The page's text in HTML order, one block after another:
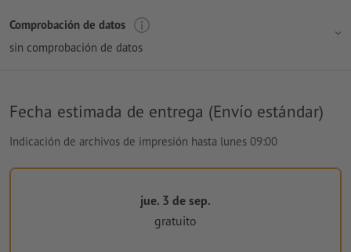
Comprobación de datos
sin comprobación de datos
Fecha estimada de entrega (Envío estándar)
Indicación de archivos de impresión hasta lunes 09:00
jue. 3 de sep.
gratuito